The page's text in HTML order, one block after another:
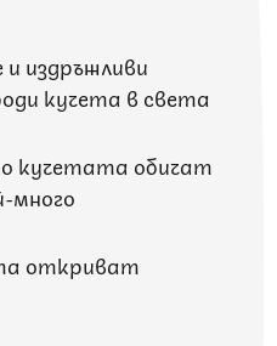
издръжливи
кучета в света
кучетата обичат
много
откриват